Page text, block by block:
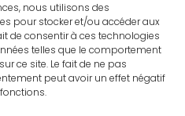
nous utilisons des
pour stocker et/ou accéder aux
de consentir à ces technologies
telles que le comportement
ce site. Le fait de ne pas
peut avoir un effet négatif